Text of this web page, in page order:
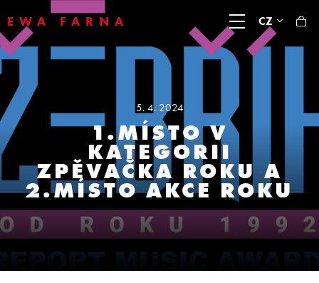
EWA FARNA CZ
5. 4. 2024
1.MÍSTO V
KATEGORII
ZPĚVAČKA ROKU A
2.MÍSTO AKCE ROKU